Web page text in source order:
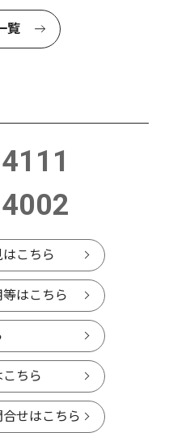
覧
こちら
はこちら
ちら
せはこちら